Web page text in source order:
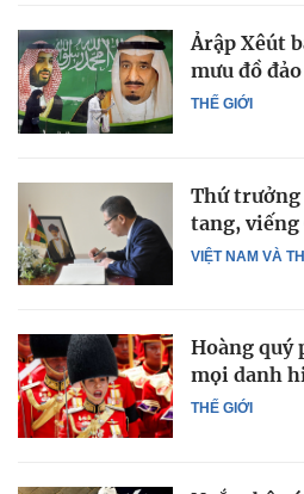
THẾ GIỚI
Ảrập Xêút
mưu đồ
VIỆT NAM VÀ
Thứ trưởng
tang, viếng
THẾ GIỚI
Hoàng quý
mọi danh